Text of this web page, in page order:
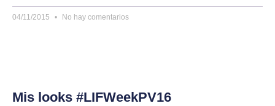
04/11/2015 No hay comentarios
Mis looks #LIFWeekPV16